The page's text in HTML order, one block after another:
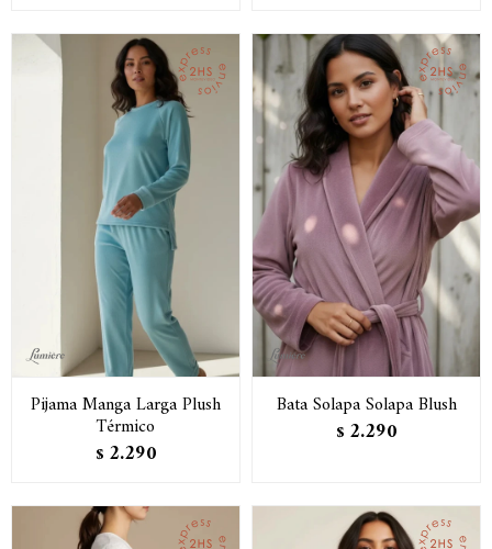
Pijama Manga Larga Plush
Térmico
$ 2.290
Bata Solapa Solapa Blush
$ 2.290